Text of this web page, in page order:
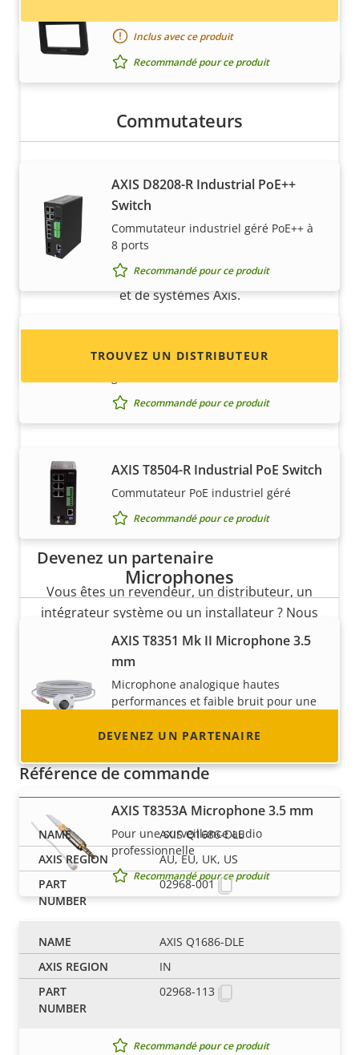
Inclus avec ce produit
Recommandé pour ce produit
Commutateurs
AXIS D8208-R Industrial PoE++
Switch
Commutateur industriel géré PoE++ à
8 ports
Recommandé pour ce produit
Commutateur 48 ports pour une
Recommandé pour ce produit
AXIS T8504-R Industrial PoE Switch
Commutateur PoE industriel géré
Recommandé pour ce produit
Microphones
AXIS T8351 Mk II Microphone 3.5
mm
Microphone analogique hautes
performances et faible bruit pour une
Recommandé pour ce produit
AXIS T8353A Microphone 3.5 mm
Pour une surveillance audio
professionnelle
Recommandé pour ce produit
AXIS T8355 Digital Microphone 3.5
Microphone numérique avec interface
sans perte pour une qualité audio
Recommandé pour ce produit
Vous voulez vendre des produits
Axis ?
Vous souhaitez devenir revendeur ? Trouvez
les coordonnées des distributeurs de produits
et de systèmes Axis.
TROUVEZ UN DISTRIBUTEUR
Devenez un partenaire
Vous êtes un revendeur, un distributeur, un
intégrateur système ou un installateur ? Nous
avons des partenaires dans quasiment tous
les pays du monde. Découvrez comment en
DEVENEZ UN PARTENAIRE
Référence de commande
AXIS Q1686-DLE
AU, EU, UK, US
02968-001
AXIS Q1686-DLE
IN
02968-113